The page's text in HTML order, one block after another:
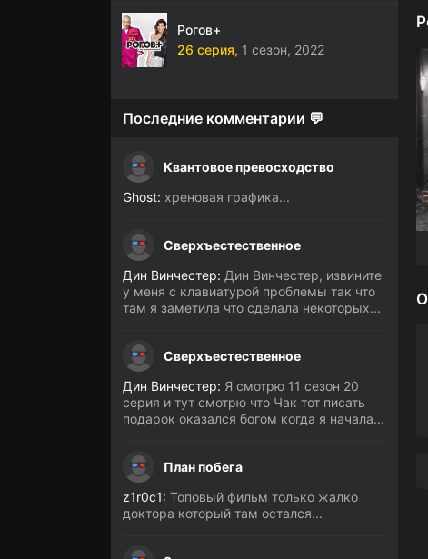
Рогов+
26 серия, 1 сезон, 2022
Последние комментарии 💬
Квантовое превосходство
Ghost: хреновая графика...
Сверхъестественное
Дин Винчестер: Дин Винчестер, извините
у меня с клавиатурой проблемы так что
там я заметила что сделала некоторых...
Сверхъестественное
Дин Винчестер: Я смотрю 11 сезон 20
серия и тут смотрю что Чак тот писать
подарок оказался богом когда я начала...
План побега
z1r0c1: Топовый фильм только жалко
доктора который там остался...